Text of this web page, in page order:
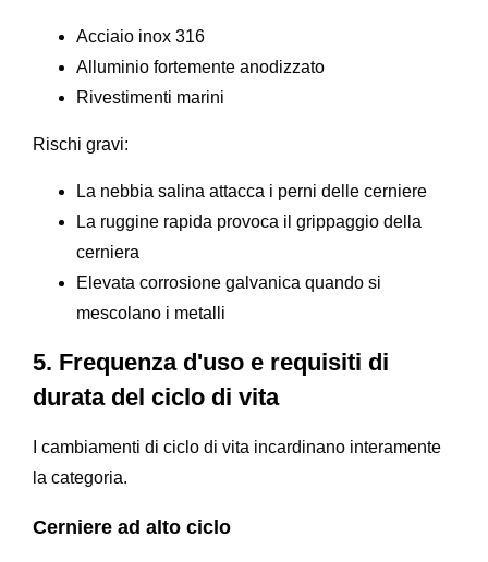
Acciaio inox 316
Alluminio fortemente anodizzato
Rivestimenti marini
Rischi gravi:
La nebbia salina attacca i perni delle cerniere
La ruggine rapida provoca il grippaggio della
cerniera
Elevata corrosione galvanica quando si
mescolano i metalli
5. Frequenza d'uso e requisiti di
durata del ciclo di vita
I cambiamenti di ciclo di vita incardinano interamente
la categoria.
Cerniere ad alto ciclo